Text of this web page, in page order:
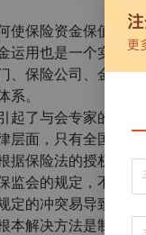
使保险资金保值增
运用也是一个实践
、保险公司、金融
。
起了与会专家的高
层面，只有全国人
据保险法的授权条
监会的规定，不能
定的冲突易导致保
解决方法是制定